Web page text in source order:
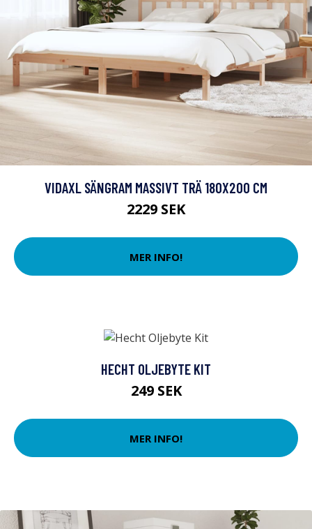
VIDAXL SÄNGRAM MASSIVT TRÄ 180X200 CM
2229 SEK
MER INFO!
HECHT OLJEBYTE KIT
249 SEK
MER INFO!